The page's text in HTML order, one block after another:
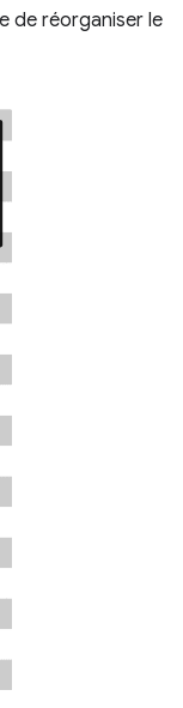
de réorganiser le